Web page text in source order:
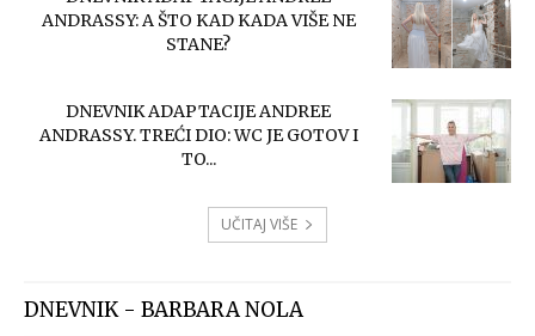
ANDRASSY: A ŠTO KAD KADA VIŠE NE
STANE?
DNEVNIK ADAPTACIJE ANDREE
ANDRASSY. TREĆI DIO: WC JE GOTOV I
TO...
UČITAJ VIŠE
DNEVNIK - BARBARA NOLA